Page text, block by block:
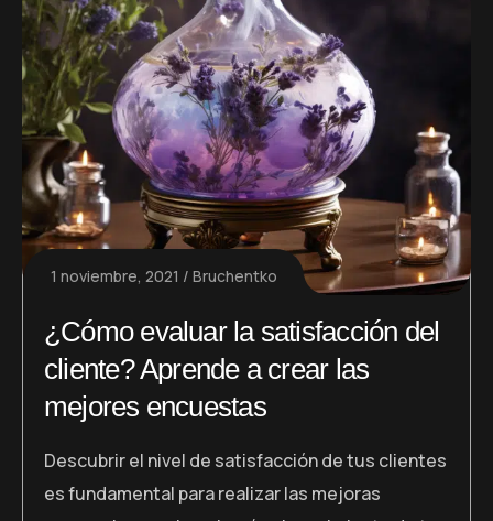
1 noviembre, 2021 Bruchentko
¿Cómo evaluar la satisfacción del
cliente? Aprende a crear las
mejores encuestas
Descubrir el nivel de satisfacción de tus clientes
es fundamental para realizar las mejoras